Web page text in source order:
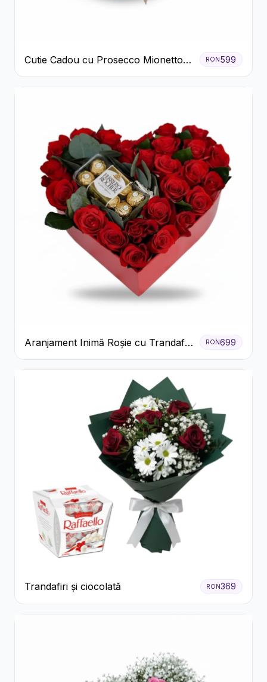
Cutie Cadou cu Prosecco Mionetto
Ferrero Rocher și Flori Pastelate
RON 599
Aranjament Inimă Roșie cu Trandafiri
și Ferrero Rocher Premium
RON699
Trandafiri și ciocolată RON369